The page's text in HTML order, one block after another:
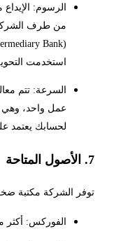
الرسوم:
من طرف
استخدمت
السرعة: تتم
عمل واحد، وهي
لحسابك يعتمد
7. الأصول المتاحة
توفر الشركة مكتبة ضخمة تتجاوز
الفوركس: أكثر من 55 زوجاً من العملات